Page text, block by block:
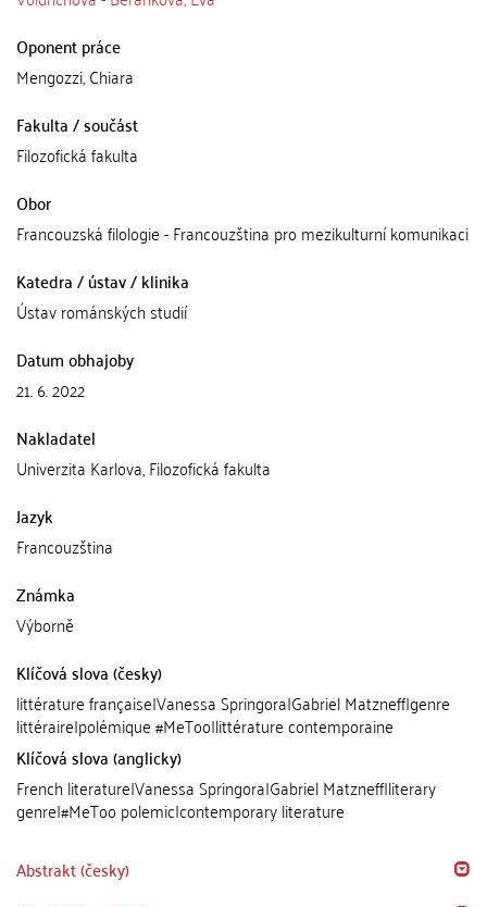
Oponent práce
Mengozzi, Chiara
Fakulta / součást
Filozofická fakulta
Obor
Francouzská filologie - Francouzština pro mezikulturní komunikaci
Katedra / ústav / klinika
Ústav románských studií
Datum obhajoby
21. 6. 2022
Nakladatel
Univerzita Karlova, Filozofická fakulta
Jazyk
Francouzština
Známka
Výborně
Klíčová slova (česky)
littérature française|Vanessa Springora|Gabriel Matzneff|genre
littéraire|polémique #MeToo|littérature contemporaine
Klíčová slova (anglicky)
French literature|Vanessa Springora|Gabriel Matzneff|literary
genre|#MeToo polemic|contemporary literature
Abstrakt (česky)